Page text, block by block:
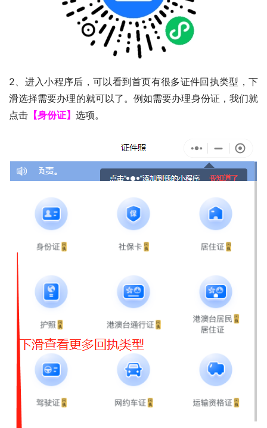
2、进入小程序后，可以看到首页有很多证件回执类型，下
滑选择需要办理的就可以了。例如需要办理身份证，我们就
点击 【身份证】 选项。